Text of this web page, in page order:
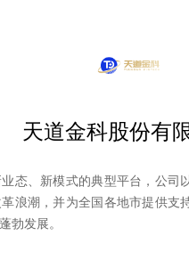
天道金科股份有
态、新模式的典型平台，公司
浪潮，并为全国各地市提供支
勃发展。